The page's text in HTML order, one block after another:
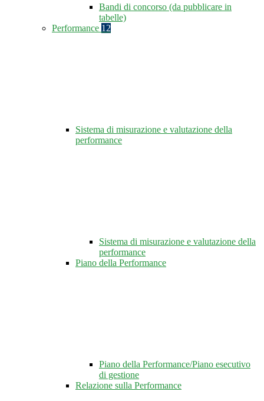
Bandi di concorso (da pubblicare in
tabelle)
Performance 12
Sistema di misurazione e valutazione della
performance
Sistema di misurazione e valutazione della
performance
Piano della Performance
Piano della Performance/Piano esecutivo
di gestione
Relazione sulla Performance